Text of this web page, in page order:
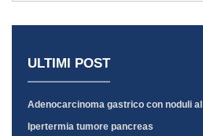
ULTIMI POST
Adenocarcinoma gastrico con noduli
Ipertermia tumore pancreas